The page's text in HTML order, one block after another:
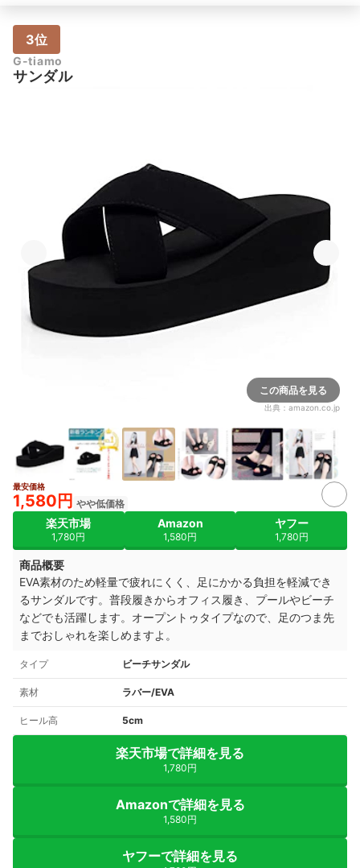
3位
G-tiamo
サンダル
この商品を見る
出典： amazon.co.jp
最安価格
1,580円 やや低価格
楽天市場
1,780円
Amazon
1,580円
ヤフー
1,780円
商品概要
EVA素材のため軽量で疲れにくく、足にかかる負担を軽減でき
るサンダルです。普段履きからオフィス履き、プールやビーチ
などでも活躍します。オープントゥタイプなので、足のつま先
までおしゃれを楽しめますよ。
タイプ ビーチサンダル
素材 ラバー/EVA
ヒール高 5cm
楽天市場で詳細を見る
1,780円
Amazonで詳細を見る
1,580円
ヤフーで詳細を見る